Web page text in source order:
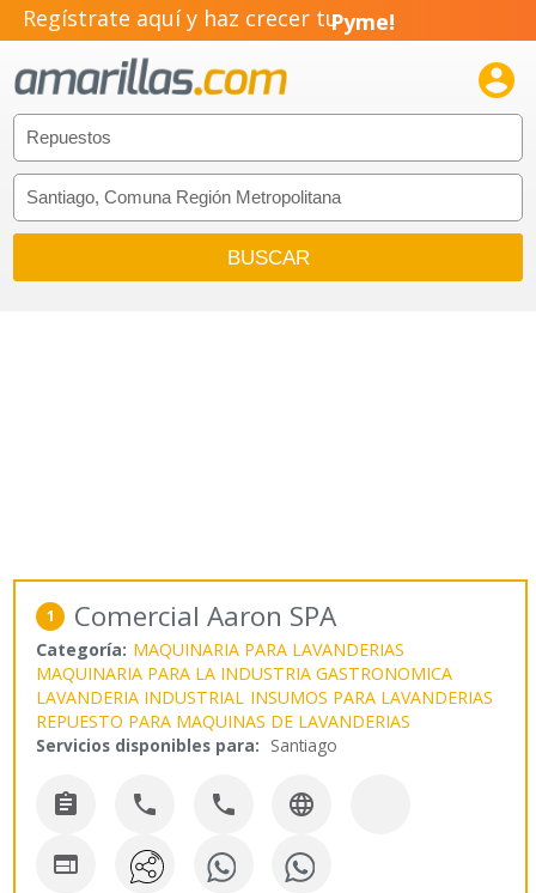
Regístrate aquí y haz crecer tuPyme!
Emprendimiento!

1 Comercial Aaron SPA
Categoría: MAQUINARIA PARA LAVANDERIAS
MAQUINARIA PARA LA INDUSTRIA GASTRONOMICA
LAVANDERIA INDUSTRIAL INSUMOS PARA LAVANDERIAS
REPUESTO PARA MAQUINAS DE LAVANDERIAS
Servicios disponibles para: Santiago
   
